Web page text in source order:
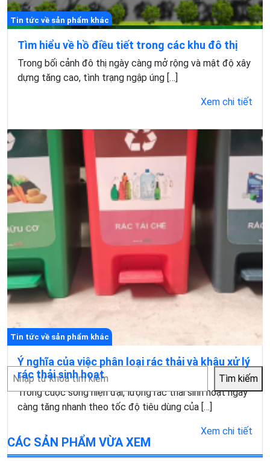
Tin tức về sản phẩm khác
Tìm hiểu về hồ điều tiết trong các khu đô thị
Trong bối cảnh đô thị ngày càng mở rộng và mật độ xây
dựng tăng cao, tình trạng ngập úng […]
Xem chi tiết
Tin tức về sản phẩm khác
Ý nghĩa của việc phân loại rác thải và khâu xử lý
rác thải sinh hoạt
Trong cuộc sống hiện đại, lượng rác thải sinh hoạt ngày
càng tăng nhanh theo tốc độ tiêu dùng của […]
Xem chi tiết
Tìm
kiếm
Tìm kiếm
CÁC SẢN PHẨM VỪA XEM